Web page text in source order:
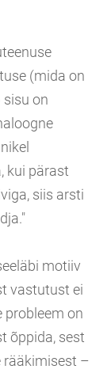
(mida on
on
kui pärast
siis arsti
motiiv
vastutust ei
probleem on
õppida, sest
rääkimisest –